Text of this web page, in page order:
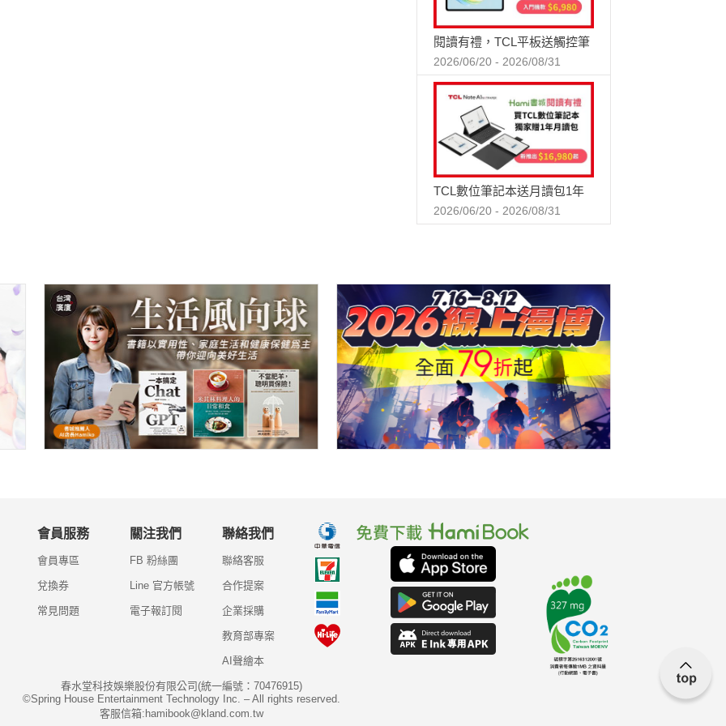
閱讀有禮，TCL平板送觸控筆
2026/06/20 - 2026/08/31
TCL數位筆記本送月讀包1年
2026/06/20 - 2026/08/31
會員服務
會員專區
兌換券
常見問題
關注我們
FB 粉絲團
Line 官方帳號
電子報訂閱
聯絡我們
聯絡客服
合作提案
企業採購
教育部專案
AI聲繪本
春水堂科技娛樂股份有限公司(統一編號：70476915)
©Spring House Entertainment Technology Inc. – All rights reserved.
客服信箱:hamibook@kland.com.tw